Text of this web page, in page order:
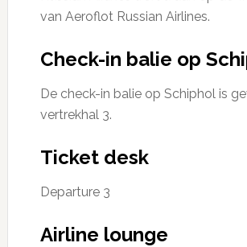
van Aeroflot Russian Airlines.
Check-in balie op
De check-in balie op Schiphol is
vertrekhal 3.
Ticket desk
Departure 3
Airline lounge